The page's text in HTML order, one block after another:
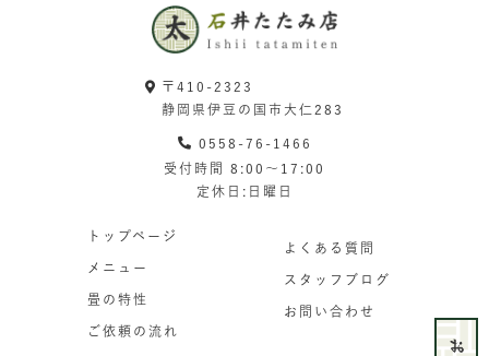
〒410-2323
静岡県伊豆の国市大仁283
0558-76-1466
受付時間 8:00〜17:00
定休日:日曜日
トップページ
メニュー
畳の特性
ご依頼の流れ
よくある質問
スタッフブログ
お問い合わせ